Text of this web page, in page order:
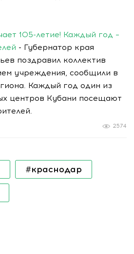
105-летие! Каждый год –
- Губернатор края
поздравил коллектив
учреждения, сообщили в
Каждый год один из
центров Кубани посещают
2574
#краснодар